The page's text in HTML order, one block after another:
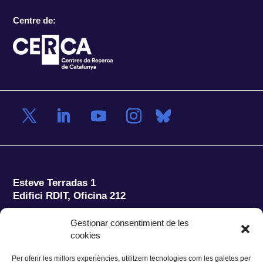
Gestionar consentimient de les
cookies
Per oferir les millors experiències, utilitzem tecnologies com les galetes per
Centre de:
Esteve Terradas 1
Edifici RDIT, Oficina 212
Parc Mediterrani de la Tecnologia (PMT)
del Baix Llobregat – UPC